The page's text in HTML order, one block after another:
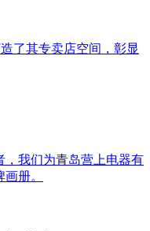
了其专卖店空间，彰显
，我们为青岛营上电器有
册。